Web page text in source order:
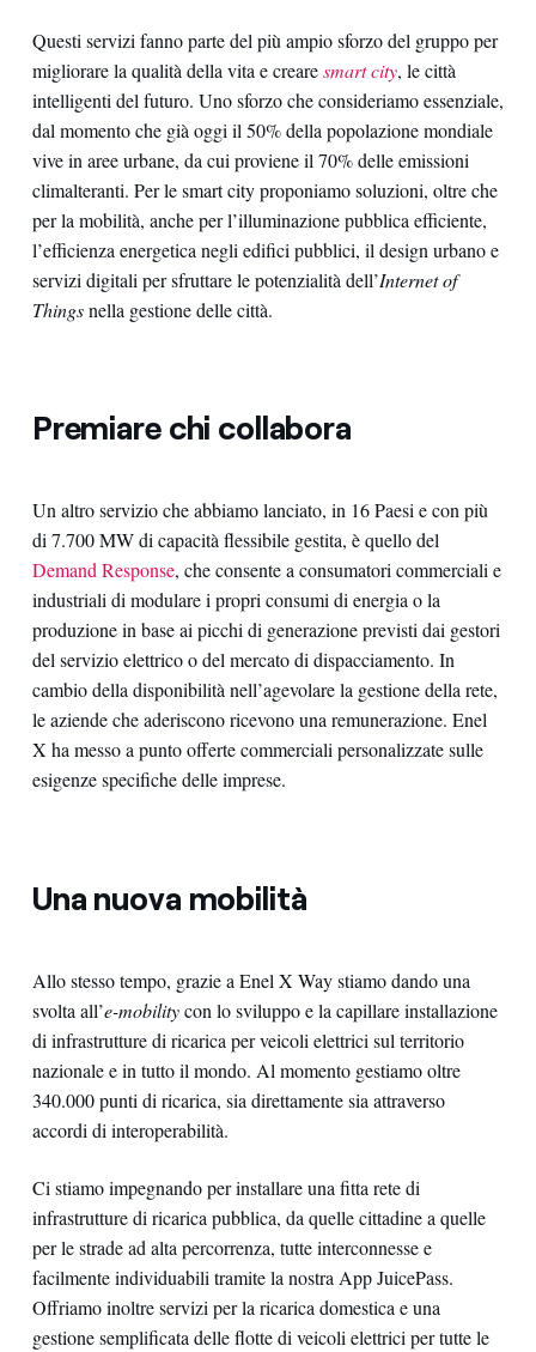
Questi servizi fanno parte del più ampio sforzo del gruppo per
migliorare la qualità della vita e crearesmart city, le città
intelligenti del futuro. Uno sforzo che consideriamo essenziale,
dal momento che già oggi il 50% della popolazione mondiale
vive in aree urbane, da cui proviene il 70% delle emissioni
climalteranti. Per le smart city proponiamo soluzioni, oltre che
per la mobilità, anche per l’illuminazione pubblica efficiente,
l’efficienza energetica negli edifici pubblici, il design urbano e
servizi digitali per sfruttare le potenzialità dell’Internet of
Thingsnella gestione delle città.
Premiare chi collabora
Un altro servizio che abbiamo lanciato, in 16 Paesi e con più
di 7.700 MW di capacità flessibile gestita, è quello del
Demand Response, che consente a consumatori commerciali e
industriali di modulare i propri consumi di energia o la
produzione in base ai picchi di generazione previsti dai gestori
del servizio elettrico o del mercato di dispacciamento. In
cambio della disponibilità nell’agevolare la gestione della rete,
le aziende che aderiscono ricevono una remunerazione. Enel
X ha messo a punto offerte commerciali personalizzate sulle
esigenze specifiche delle imprese.
Una nuova mobilità
Allo stesso tempo, grazie a Enel X Way stiamo dando una
svolta all’e-mobilitycon lo sviluppo e la capillare installazione
di infrastrutture di ricarica per veicoli elettrici sul territorio
nazionale e in tutto il mondo. Al momento gestiamo oltre
340.000 punti di ricarica, sia direttamente sia attraverso
accordi di interoperabilità.
Ci stiamo impegnando per installare una fitta rete di
infrastrutture di ricarica pubblica, da quelle cittadine a quelle
per le strade ad alta percorrenza, tutte interconnesse e
facilmente individuabili tramite la nostra App JuicePass.
Offriamo inoltre servizi per la ricarica domestica e una
gestione semplificata delle flotte di veicoli elettrici per tutte le